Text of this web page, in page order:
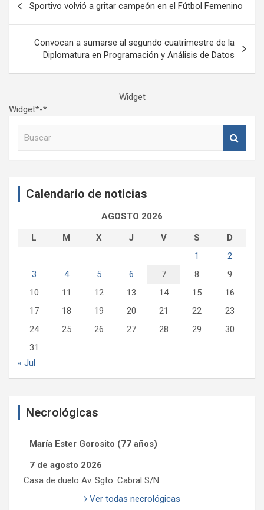
entradas
Sportivo volvió a gritar campeón en el Fútbol Femenino
Convocan a sumarse al segundo cuatrimestre de la
Diplomatura en Programación y Análisis de Datos
Widget
Widget*-*
Calendario de noticias
AGOSTO 2026
L
M X J V S
D
1
2
3
4 5 6 7 8
9
10
11 12 13 14 15
16
17
18 19 20 21 22
23
24
25 26 27 28 29
30
31
« Jul
Necrológicas
María Ester Gorosito (77 años)
7 de agosto 2026
Casa de duelo Av. Sgto. Cabral S/N
Ver todas necrológicas